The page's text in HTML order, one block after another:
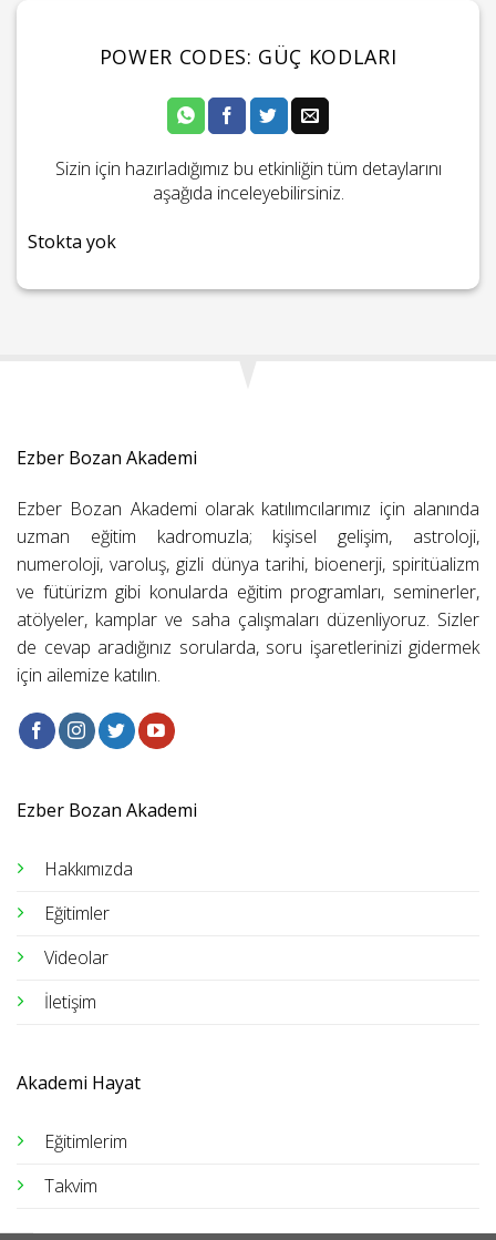
POWER CODES: GÜÇ KODLARI
Sizin için hazırladığımız bu etkinliğin tüm detaylarını
aşağıda inceleyebilirsiniz.
Stokta yok
Ezber Bozan Akademi
Ezber Bozan Akademi olarak katılımcılarımız için alanında
uzman eğitim kadromuzla; kişisel gelişim, astroloji,
numeroloji, varoluş, gizli dünya tarihi, bioenerji, spiritüalizm
ve fütürizm gibi konularda eğitim programları, seminerler,
atölyeler, kamplar ve saha çalışmaları düzenliyoruz. Sizler
de cevap aradığınız sorularda, soru işaretlerinizi gidermek
için ailemize katılın.
Ezber Bozan Akademi
Hakkımızda
Eğitimler
Videolar
İletişim
Akademi Hayat
Eğitimlerim
Takvim